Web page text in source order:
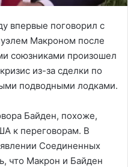
впервые поговорил с
Макроном после
союзниками произошел
из-за сделки по
подводными лодками.
Байден, похоже,
к переговорам. В
Соединенных
что Макрон и Байден